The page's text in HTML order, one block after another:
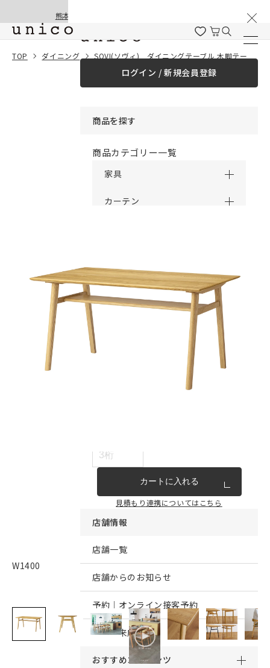
熊本地震の影響による配送遅延と停止について
ログイン / 新規会員登録
商品を探す
商品カテゴリー一覧
家具
カーテン
インテリア雑貨・その他
家具シリーズ一覧
新商品
カートに入れる
見積もり連携についてはこちら
店舗情報
店舗一覧
店舗からのお知らせ
予約｜オンライン接客予約
予約｜来店予約
おすすめコンテンツ
TOP ダイニング SOVI(ソヴィ) ダイニングテーブル 木脚テーパー
一緒に購入する
W1400